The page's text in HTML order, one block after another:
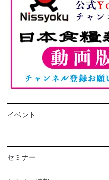
イベント
セミナー